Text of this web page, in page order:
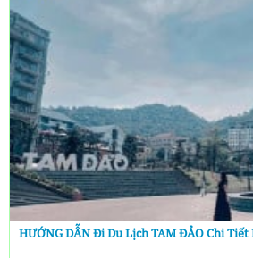
HƯỚNG DẪN Đi Du Lịch TAM ĐẢO Chi